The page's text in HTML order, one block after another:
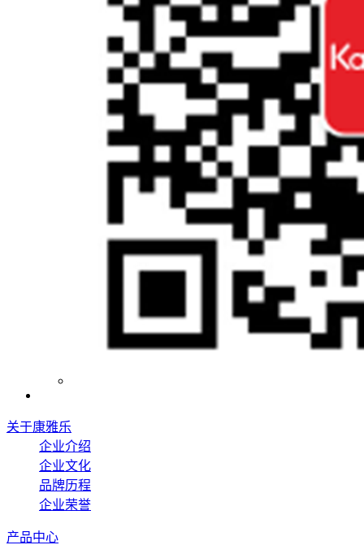
关于康雅乐
企业介绍
企业文化
品牌历程
企业荣誉
产品中心